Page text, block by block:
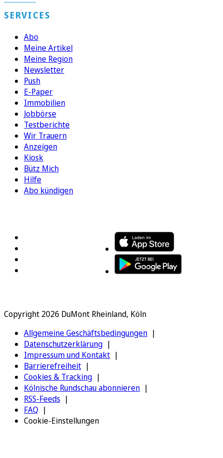
SERVICES
Abo
Meine Artikel
Meine Region
Newsletter
Push
E-Paper
Immobilien
Jobbörse
Testberichte
Wir Trauern
Anzeigen
Kiosk
Bütz Mich
Hilfe
Abo kündigen
Copyright 2026 DuMont Rheinland, Köln
Allgemeine Geschäftsbedingungen
Datenschutzerklärung
Impressum und Kontakt
Barrierefreiheit
Cookies & Tracking
Kölnische Rundschau abonnieren
RSS-Feeds
FAQ
Cookie-Einstellungen